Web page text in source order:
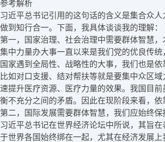
参考解析
习近平总书记引用的这句话的含义是集合众
做到知行合一。下面，我具体谈谈我的理解：
第一，国家治理、社会治理中需要群体智慧，
集中力量办大事一直以来是我们党的优良传
国家遇到全局性、战略性的大事，我们也是
比如对口支援、结对帮扶等就是要集中众区
速提升医疗资源、医疗力量的效果。我国目
衡不充分之间的矛盾。因此在现阶段来看，
第二，国际发展需要群体智慧，我们应始终保
习近平总书记在世界经济论坛中所说，其旨
于世界各国始终绑在一起，尤其在经济发展